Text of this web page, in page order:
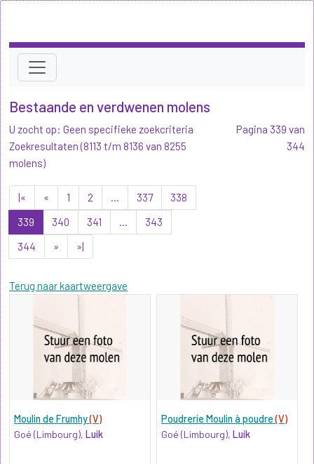
Bestaande en verdwenen molens
U zocht op: Geen specifieke zoekcriteria
Zoekresultaten (8113 t/m 8136 van 8255
molens)
|« « 1 2 ... 337
338
339
340 341 ...
343
344
» »|
Terug naar kaartweergave
Pagina 339 van
344
Moulin de Frumhy(V)
Goé (Limbourg), Luik
Poudrerie Moulin à poudre(V)
Goé (Limbourg),Luik